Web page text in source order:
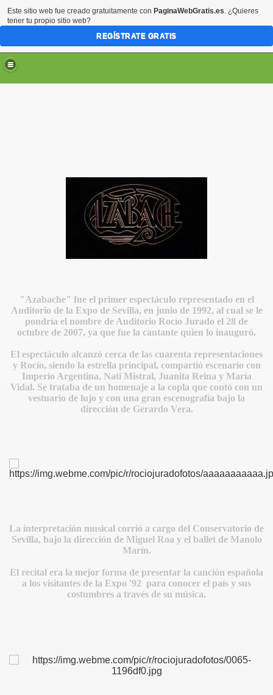
"Azabache" fue el primer espectáculo representado en el
Auditorio de la Expo de Sevilla, en junio de 1992, al cual se le
pondría el nombre de Auditorio Rocío Jurado el 28 de
octubre de 2007, ya que fue la cantante quien lo inauguró.
El espectáculo alcanzó cerca de las cuarenta representaciones
y Rocío, siendo la estrella principal, compartió escenario con
Imperio Argentina, Nati Mistral, Juanita Reina y María
Vidal. Se trataba de un homenaje a la copla que contó con un
vestuario de lujo y con una gran escenografía bajo la
dirección de Gerardo Vera.
La interpretación musical corrió a cargo del Conservatorio de
Sevilla, bajo la dirección de Miguel Roa y el ballet de Manolo
Marín.
El recital era la mejor forma de presentar la canción española
a los visitantes de la Expo '92 para conocer el país y sus
costumbres a través de su música.
Este sitio web fue creado gratuitamente con PaginaWebGratis.es. ¿Quieres
tener tu propio sitio web?
REGÍSTRATE GRATIS